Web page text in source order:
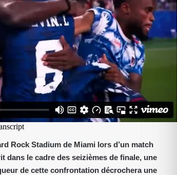
Rock Stadium de Miami lors d’un match
dans le cadre des seizièmes de finale, une
de cette confrontation décrochera une